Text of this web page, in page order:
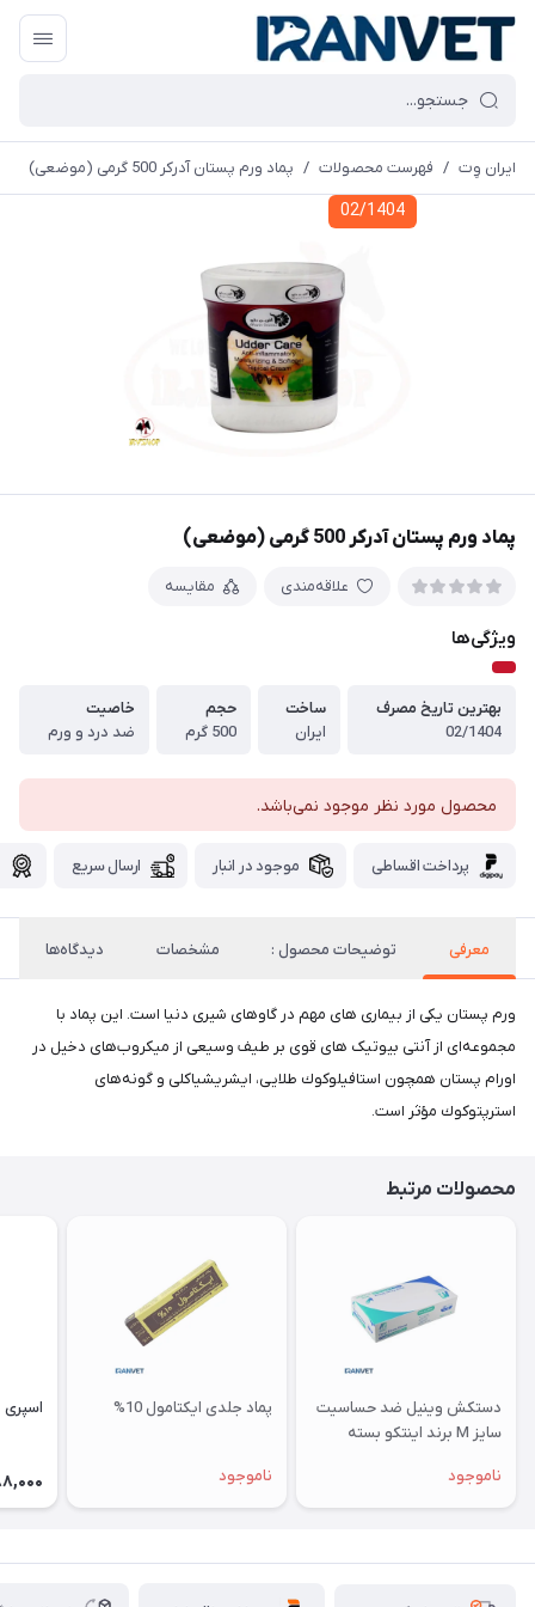
ایران وِت / فهرست محصولات / پماد ورم پستان آدرکر 500 گرمی (موضعی)
02/1404
پماد ورم پستان آدرکر 500 گرمی (موضعی)
علاقه‌مندی مقایسه
ویژگی‌ها
بهترین تاریخ مصرف
02/1404
ساخت
ایران
حجم
500 گرم
خاصیت
ضد درد و ورم
محصول مورد نظر موجود نمی‌باشد.
پرداخت اقساطی موجود در انبار ارسال سریع
معرفی توضیحات محصول : مشخصات دیدگاه‌ها
ورم پستان یکی از بیماری های مهم در گاوهای شیری دنیا است. اين پماد با
مجموعه‌ای از آنتی بيوتيک های قوی بر طيف وسيعی از ميكروب‌های دخيل در
اورام پستان همچون استافيلوكوك طلايی، ايشريشياكلی و گونه‌های
استرپتوكوك مؤثر است.
محصولات مرتبط
دستکش وینیل ضد حساسیت
سایز M برند اینتکو بسته
ناموجود
پماد جلدی ایکتامول 10%
ناموجود